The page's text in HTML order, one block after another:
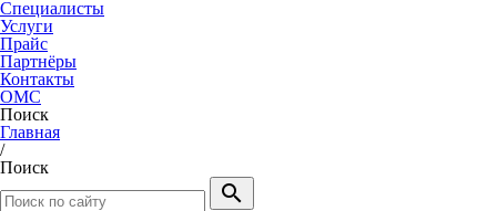
Специалисты
Услуги
Прайс
Партнёры
Контакты
ОМС
Поиск
Главная
/
Поиск
search